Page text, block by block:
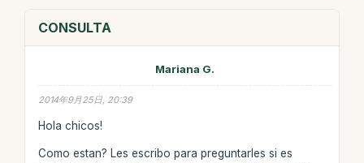
CONSULTA
Mariana G.
2014年9月25日, 20:39
Hola chicos!
Como estan? Les escribo para preguntarles si es